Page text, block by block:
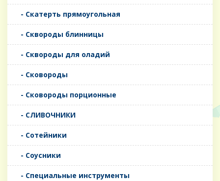
- Скатерть прямоугольная
- Сквороды блинницы
- Сквороды для оладий
- Сковороды
- Сковороды порционные
- СЛИВОЧНИКИ
- Сотейники
- Соусники
- Специальные инструменты